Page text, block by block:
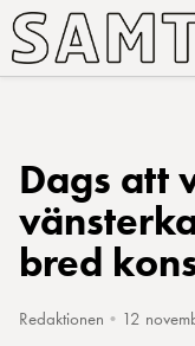
Dags att
bred
Redaktionen • 12